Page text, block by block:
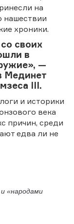
на
нашествии
хроники.
своих
в
—
Мединет
III.
и историки
века
причин, среди
едва ли не
«народами